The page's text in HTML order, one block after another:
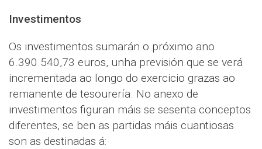
Investimentos
Os investimentos sumarán o próximo ano
6.390.540,73 euros, unha previsión que se verá
incrementada ao longo do exercicio grazas ao
remanente de tesourería. No anexo de
investimentos figuran máis se sesenta conceptos
diferentes, se ben as partidas máis cuantiosas
son as destinadas á: